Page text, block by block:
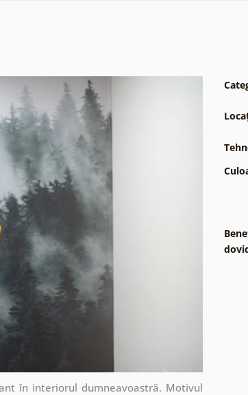
în interiorul dumneavoastră. Motivul